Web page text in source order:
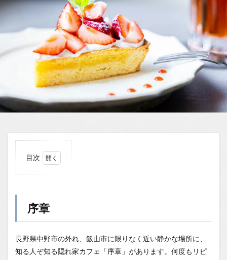
目次
本当に
ここ？
から始
まる不
思議な
序章
長野県中野市の外れ、飯山市に限りなく近い静かな場所に、
知る人ぞ知る隠れ家カフェ「序章」があります。何度もリピ